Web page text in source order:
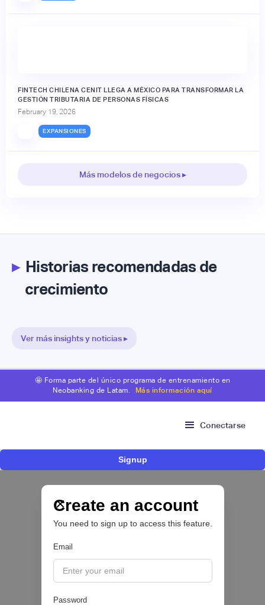
FINTECH CHILENA CENIT LLEGA A MÉXICO PARA TRANSFORMAR LA
GESTIÓN TRIBUTARIA DE PERSONAS FÍSICAS
February 19, 2026
EXPANSIONES
Más modelos de negocios ▸
▸Historias recomendadas de
crecimiento
Ver más insights y noticias ▸
🤩 Forma parte del único programa de entrenamiento en
Neobanking de Latam.
Más información aquí
Conectarse
Signup
Create an account
You need to sign up to access this feature.
Email
Password
fraude, identidad e IA que marcarán el futuro
del sector financiero
Sofía Neira Gómez